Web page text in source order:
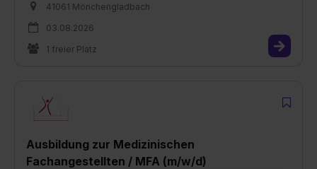
41061 Mönchengladbach
03.08.2026
1 freier Platz
Ausbildung zur Medizinischen
Fachangestellten / MFA (m/w/d)